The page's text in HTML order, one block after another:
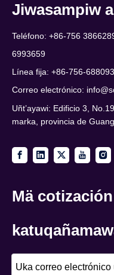
Jiwasampiw
Teléfono: +86-756
6993659
Línea fija: +86-756-
Correo electrónico:
Uñt’ayawi: Edificio 3,
marka, provincia de
Mä